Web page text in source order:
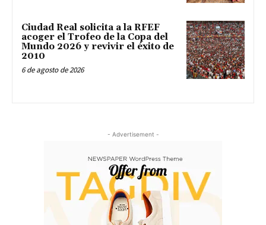
Ciudad Real solicita a la RFEF
acoger el Trofeo de la Copa del
Mundo 2026 y revivir el éxito de
2010
6 de agosto de 2026
- Advertisement -